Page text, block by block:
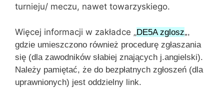
turnieju/ meczu, nawet towarzyskiego.
Więcej informacji w zakładce „DE5A zglosz„,
gdzie umieszczono również procedurę zgłaszania
się (dla zawodników słabiej znających j.angielski).
Należy pamiętać, że do bezpłatnych zgłoszeń (dla
uprawnionych) jest oddzielny link.